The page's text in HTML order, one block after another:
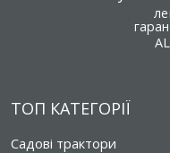
ТОП КАТЕГОРІЇ
Садові трактори